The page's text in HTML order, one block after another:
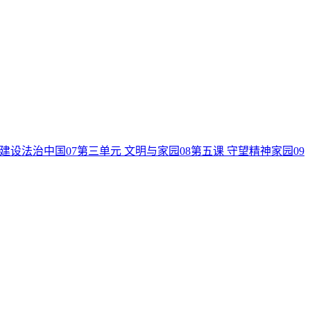
设法治中国07第三单元 文明与家园08第五课 守望精神家园09